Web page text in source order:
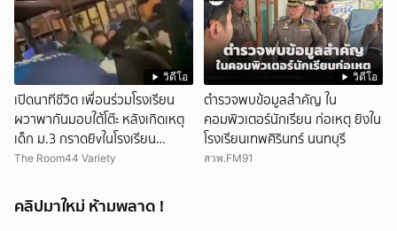
วิดีโอ
เปิดนาทีชีวิต เพื่อนร่วมโรงเรียน
ผวาพากันมอบใต้โต๊ะ หลังเกิดเหตุ
เด็ก ม.3 กราดยิvในโรงเรียน
เทพศิรินทร์นนท์ แบบไม่เลือกหน้า
The Room44 Variety
วิดีโอ
ตำรวจพบข้อมูลสำคัญ ใน
คอมพิวเตอร์นักเรียน ก่อเหตุ ยิงใน
โรงเรียนเทพศิรินทร์ นนทบุรี
สวพ.FM91
คลิปมาใหม่ ห้ามพลาด !